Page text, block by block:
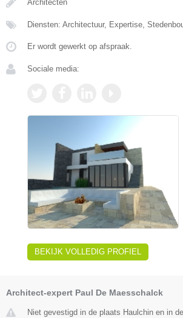
Architecten
Diensten: Architectuur, Expertise,
Er wordt gewerkt op afspraak.
Sociale media:
BEKIJK VOLLEDIG PROFIEL
Architect-expert Paul De Maesschalck
Niet gevestigd in de plaats Haulchin en in